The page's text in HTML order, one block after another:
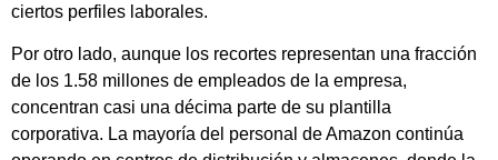
ciertos perfiles laborales.
Por otro lado, aunque los recortes representan una fracción
de los 1.58 millones de empleados de la empresa,
concentran casi una décima parte de su plantilla
corporativa. La mayoría del personal de Amazon continúa